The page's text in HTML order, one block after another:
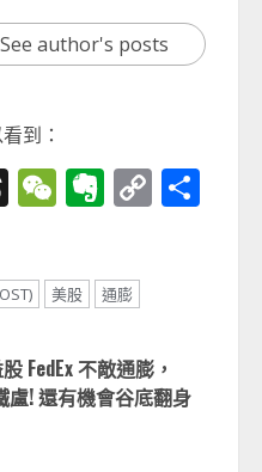
See author's posts
到：
Threads
WeChat
Evernote
Copy
美股 通膨
FedEx 不敵通膨，
盧! 還有機會谷底翻身